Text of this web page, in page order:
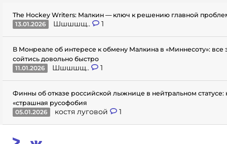
The Hockey Writers: Малкин — ключ к решению главной
13.01.2026
Шшшшщ.. 1
В Монреале об интересе к обмену Малкина в «Миннесоту»: все
сойтись довольно быстро
11.01.2026
Шшшшщ.. 1
Финны об отказе российской лыжнице в нейтральном статусе:
«страшная русофобия
05.01.2026
костя луговой 1